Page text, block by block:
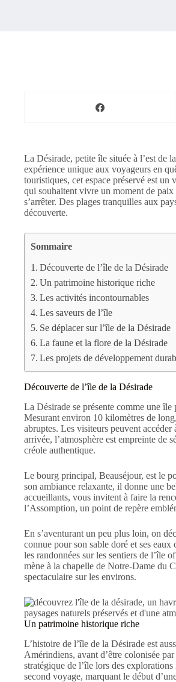
La Désirade, petite île située à l’est de
expérience unique aux voyageurs en
touristiques, cet espace préservé est
qui souhaitent vivre un moment de
s’arrêter. Des plages tranquilles aux
découverte.
Sommaire
Découverte de l’île de la Désirade
Un patrimoine historique riche
Les activités incontournables
Les saveurs de l’île
Se déplacer sur l’île de la Désirade
La faune et la flore de la Désirade
Les projets de développement
Découverte de l’île de la Désirade
La Désirade se présente comme une
Mesurant environ 10 kilomètres de
abruptes. Les visiteurs peuvent
arrivée, l’atmosphère est empreinte de
créole authentique.
Le bourg principal, Beauséjour, est le
son ambiance relaxante, il donne une
accueillants, vous invitent à faire la
l’Assomption, un point de repère
En s’aventurant un peu plus loin, on
connue pour son sable doré et ses
les randonnées sur les sentiers de l’île
mène à la chapelle de Notre-Dame du
spectaculaire sur les environs.
Un patrimoine historique riche
L’histoire de l’île de la Désirade est
Amérindiens, avant d’être colonisée
stratégique de l’île lors des
second voyage, marquant le début